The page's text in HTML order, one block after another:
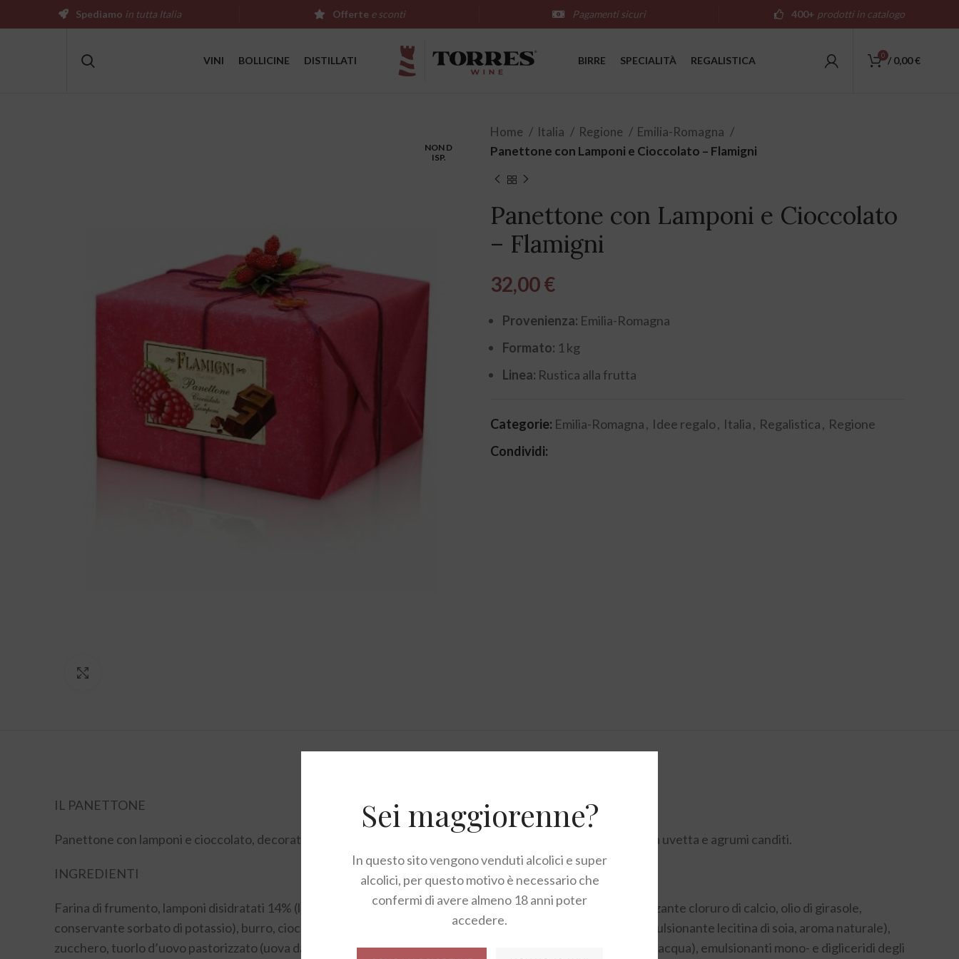
Sei maggiorenne?
In questo sito vengono venduti alcolici e super
alcolici, per questo motivo è necessario che
confermi di avere almeno 18 anni poter
accedere.
VINI BOLLICINE DISTILLATI BIRRE SPECIALITÀ REGALISTICA 0 / 0,00€
NON D
ISP.
Home Italia Regione
Emilia-Romagna
Panettone con Lamponi e Cioccolato – Flamigni
Panettone con Lamponi e Cioccolato
– Flamigni
32,00€
Provenienza: Emilia-Romagna
Formato: 1 kg
Linea: Rustica alla frutta
Categorie: Emilia-Romagna, Idee regalo, Italia, Regalistica, Regione
Condividi:
IL PANETTONE
Panettone con lamponi e cioccolato, decorato con cioccolato bianco, granella di zucchero e cranberries, senza uvetta e agrumi canditi.
INGREDIENTI
Farina di frumento, lamponi disidratati 14% (lamponi 72%, zucchero, correttore di acidità acido citrico, stabilizzante cloruro di calcio, olio di girasole,
conservante sorbato di potassio), burro, cioccolato fondente 8% (zucchero, pasta di cacao, burro di cacao, emulsionante lecitina di soia, aroma naturale),
zucchero, tuorlo d’uovo pastorizzato (uova da allevamento a terra), lievito madre naturale (farina di frumento, acqua), emulsionanti mono- e digliceridi degli
Spediamo in tutta Italia Offerte e sconti Pagamenti sicuri 400+ prodotti in catalogo